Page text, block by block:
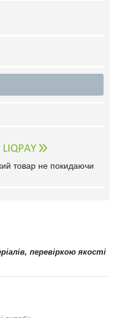
товар не покидаючи
перевіркою якості